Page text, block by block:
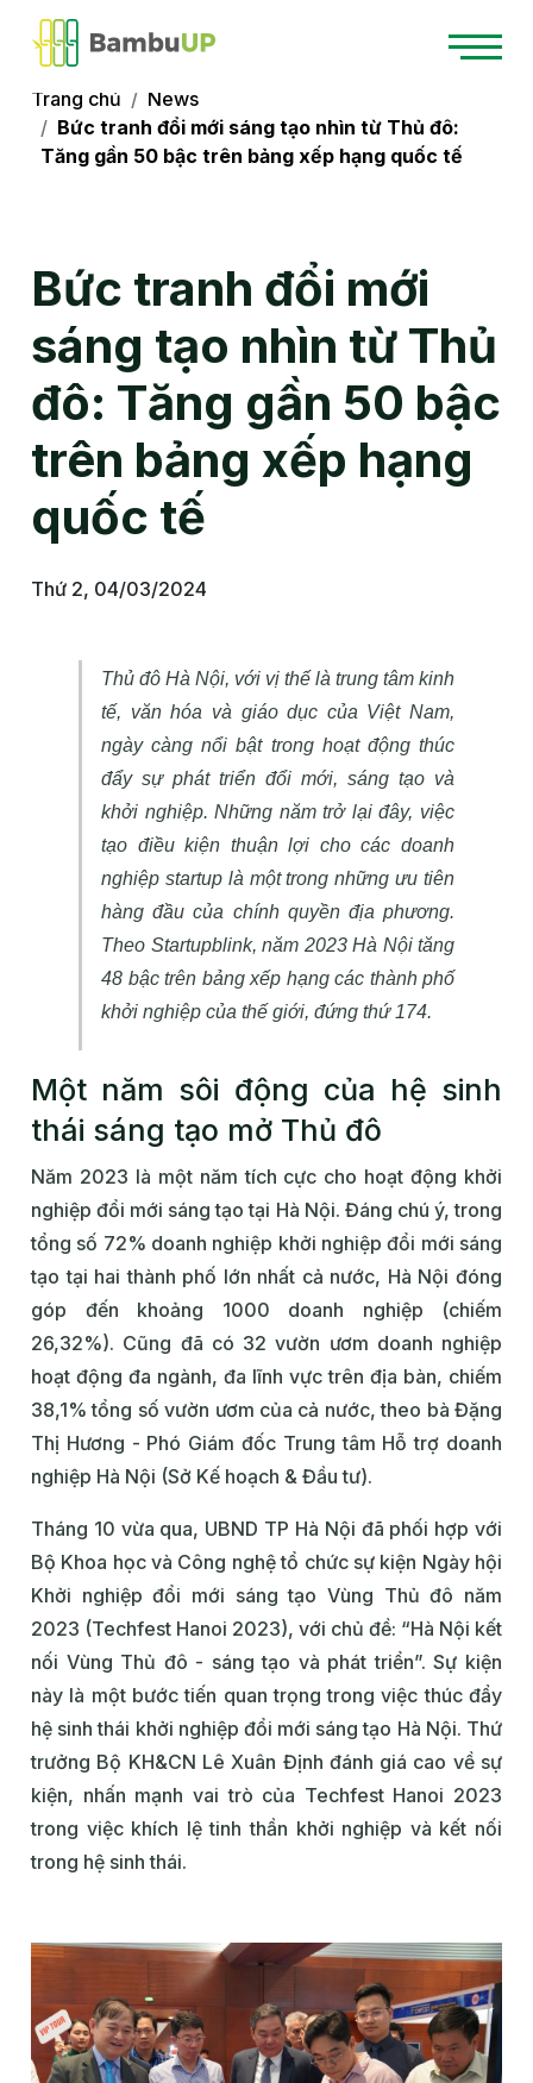
Trang chủ
News
Bức tranh đổi mới sáng tạo nhìn từ Thủ đô:
Tăng gần 50 bậc trên bảng xếp hạng quốc tế
Bức tranh đổi mới
sáng tạo nhìn từ Thủ
đô: Tăng gần 50 bậc
trên bảng xếp hạng
quốc tế
Thứ 2, 04/03/2024
Thủ đô Hà Nội, với vị thế là trung tâm kinh
tế, văn hóa và giáo dục của Việt Nam,
ngày càng nổi bật trong hoạt động thúc
đẩy sự phát triển đổi mới, sáng tạo và
khởi nghiệp. Những năm trở lại đây, việc
tạo điều kiện thuận lợi cho các doanh
nghiệp startup là một trong những ưu tiên
hàng đầu của chính quyền địa phương.
Theo Startupblink, năm 2023 Hà Nội tăng
48 bậc trên bảng xếp hạng các thành phố
khởi nghiệp của thế giới, đứng thứ 174.
Một năm sôi động của hệ sinh
thái sáng tạo mở Thủ đô
Năm 2023 là một năm tích cực cho hoạt động khởi
nghiệp đổi mới sáng tạo tại Hà Nội. Đáng chú ý, trong
tổng số 72% doanh nghiệp khởi nghiệp đổi mới sáng
tạo tại hai thành phố lớn nhất cả nước, Hà Nội đóng
góp đến khoảng 1000 doanh nghiệp (chiếm
26,32%). Cũng đã có 32 vườn ươm doanh nghiệp
hoạt động đa ngành, đa lĩnh vực trên địa bàn, chiếm
38,1% tổng số vườn ươm của cả nước, theo bà Đặng
Thị Hương - Phó Giám đốc Trung tâm Hỗ trợ doanh
nghiệp Hà Nội (Sở Kế hoạch & Đầu tư).
Tháng 10 vừa qua, UBND TP Hà Nội đã phối hợp với
Bộ Khoa học và Công nghệ tổ chức sự kiện Ngày hội
Khởi nghiệp đổi mới sáng tạo Vùng Thủ đô năm
2023 (Techfest Hanoi 2023), với chủ đề: “Hà Nội kết
nối Vùng Thủ đô - sáng tạo và phát triển”. Sự kiện
này là một bước tiến quan trọng trong việc thúc đẩy
hệ sinh thái khởi nghiệp đổi mới sáng tạo Hà Nội. Thứ
trưởng Bộ KH&CN Lê Xuân Định đánh giá cao về sự
kiện, nhấn mạnh vai trò của Techfest Hanoi 2023
trong việc khích lệ tinh thần khởi nghiệp và kết nối
trong hệ sinh thái.